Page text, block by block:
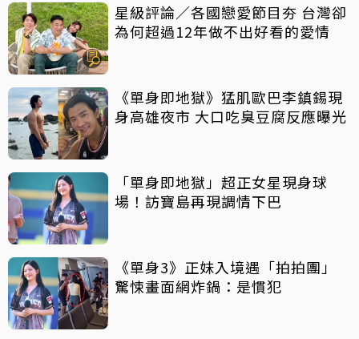
星級評論／各國戀愛節目夯 台灣卻
為何超過12年做不出好看的愛情
《單身即地獄》猛肌歐巴李鎮錫現
身高雄夜市 大口吃臭豆腐反應曝光
「單身即地獄」超正女星現身球
場！訪寶島再現調情下巴
《單身3》正妹入境遇「拍拍團」
驚悚畫面網炸鍋：是慣犯